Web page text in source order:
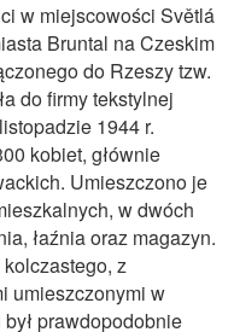
w miejscowości Světlá
Bruntal na Czeskim
do Rzeszy tzw.
do firmy tekstylnej
1944 r.
kobiet, głównie
Umieszczono je
w dwóch
łaźnia oraz magazyn.
z
umieszczonymi w
prawdopodobnie